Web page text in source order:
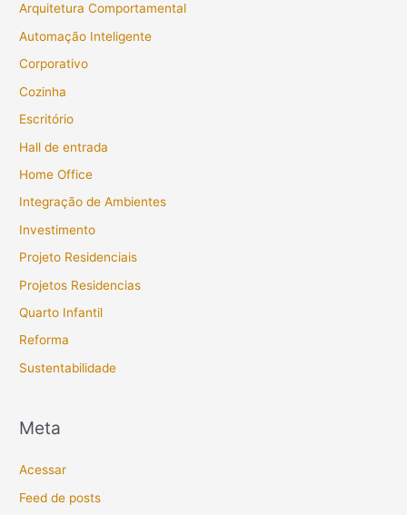
Arquitetura Comportamental
Automação Inteligente
Corporativo
Cozinha
Escritório
Hall de entrada
Home Office
Integração de Ambientes
Investimento
Projeto Residenciais
Projetos Residencias
Quarto Infantil
Reforma
Sustentabilidade
Meta
Acessar
Feed de posts